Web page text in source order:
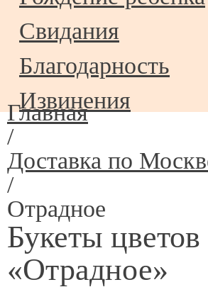
Свидания
Благодарность
Извинения
Главная
/
Доставка по
/
Отрадное
Букеты
«Отрадное»